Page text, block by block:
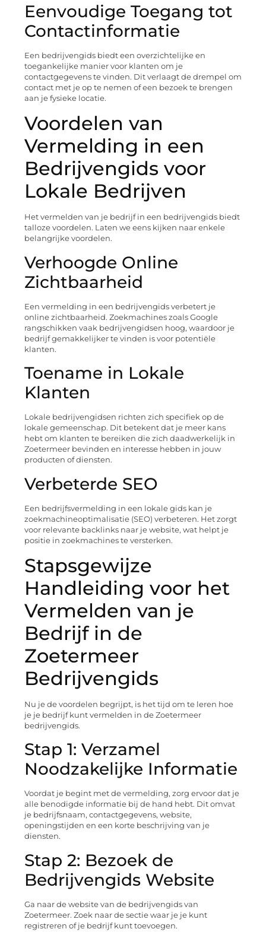
Eenvoudige Toegang tot
Contactinformatie
Een bedrijvengids biedt een overzichtelijke en
toegankelijke manier voor klanten om je
contactgegevens te vinden. Dit verlaagt de drempel om
contact met je op te nemen of een bezoek te brengen
aan je fysieke locatie.
Voordelen van
Vermelding in een
Bedrijvengids voor
Lokale Bedrijven
Het vermelden van je bedrijf in een bedrijvengids biedt
talloze voordelen. Laten we eens kijken naar enkele
belangrijke voordelen.
Verhoogde Online
Zichtbaarheid
Een vermelding in een bedrijvengids verbetert je
online zichtbaarheid. Zoekmachines zoals Google
rangschikken vaak bedrijvengidsen hoog, waardoor je
bedrijf gemakkelijker te vinden is voor potentiële
klanten.
Toename in Lokale
Klanten
Lokale bedrijvengidsen richten zich specifiek op de
lokale gemeenschap. Dit betekent dat je meer kans
hebt om klanten te bereiken die zich daadwerkelijk in
Zoetermeer bevinden en interesse hebben in jouw
producten of diensten.
Verbeterde SEO
Een bedrijfsvermelding in een lokale gids kan je
zoekmachineoptimalisatie (SEO) verbeteren. Het zorgt
voor relevante backlinks naar je website, wat helpt je
positie in zoekmachines te versterken.
Stapsgewijze
Handleiding voor het
Vermelden van je
Bedrijf in de
Zoetermeer
Bedrijvengids
Nu je de voordelen begrijpt, is het tijd om te leren hoe
je je bedrijf kunt vermelden in de Zoetermeer
bedrijvengids.
Stap 1: Verzamel
Noodzakelijke Informatie
Voordat je begint met de vermelding, zorg ervoor dat je
alle benodigde informatie bij de hand hebt. Dit omvat
je bedrijfsnaam, contactgegevens, website,
openingstijden en een korte beschrijving van je
diensten.
Stap 2: Bezoek de
Bedrijvengids Website
Ga naar de website van de bedrijvengids van
Zoetermeer. Zoek naar de sectie waar je je kunt
registreren of je bedrijf kunt toevoegen.